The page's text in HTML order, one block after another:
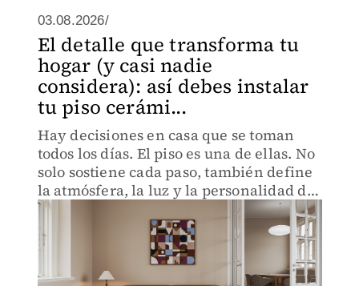
03.08.2026/
El detalle que transforma tu
hogar (y casi nadie
considera): así debes instalar
tu piso cerámi...
Hay decisiones en casa que se toman
todos los días. El piso es una de ellas. No
solo sostiene cada paso, también define
la atmósfera, la luz y la personalidad de
un espacio